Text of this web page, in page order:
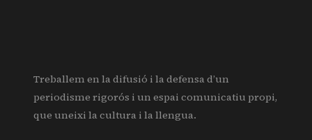
Treballem en la difusió i la defensa d’un
periodisme rigorós i un espai comunicatiu propi,
que uneixi la cultura i la llengua.